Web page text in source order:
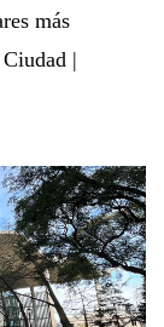
más
|